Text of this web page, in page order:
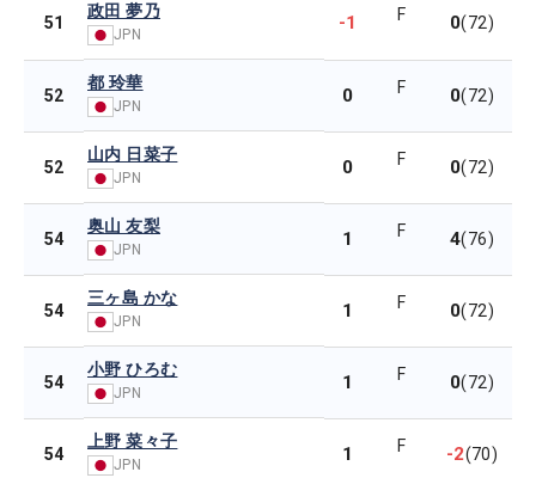
51
政田 夢乃
JPN
-1 F 0(72)
52
都 玲華
JPN 0 F 0(72)
52
山内 日菜子
JPN 0 F 0(72)
54
奥山 友梨
JPN 1 F 4(76)
54
三ヶ島 かな
JPN 1 F 0(72)
54
小野 ひろむ
JPN 1 F 0(72)
54
上野 菜々子
JPN 1 F -2(70)